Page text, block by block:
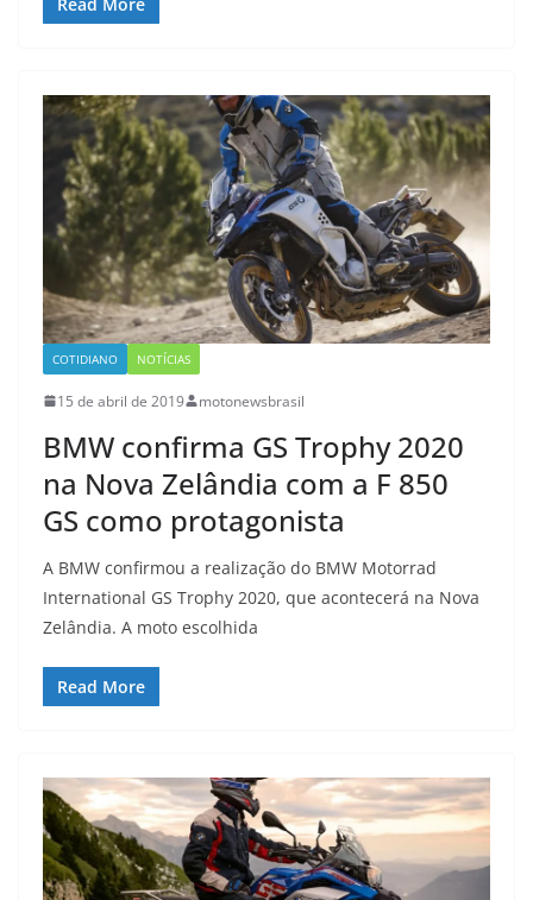
COTIDIANO NOTÍCIAS
15 de abril de 2019 motonewsbrasil
BMW confirma GS Trophy 2020
na Nova Zelândia com a F 850
GS como protagonista
A BMW confirmou a realização do BMW Motorrad
International GS Trophy 2020, que acontecerá na Nova
Zelândia. A moto escolhida
Read More